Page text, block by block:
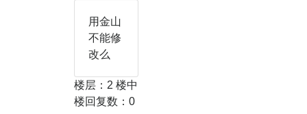
用金山
不能修
改么
楼层：2 楼中
楼回复数：0